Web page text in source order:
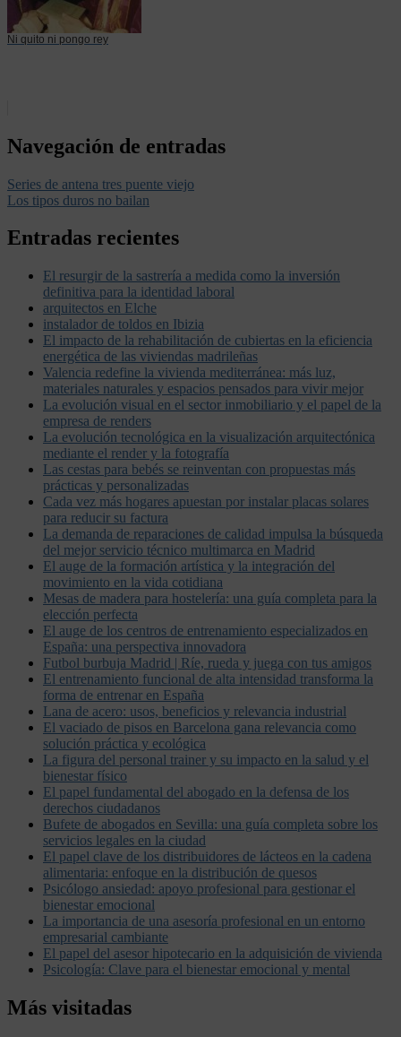
Ni quito ni pongo rey
Navegación de entradas
Series de antena tres puente viejo
Los tipos duros no bailan
Entradas recientes
El resurgir de la sastrería a medida como la inversión
definitiva para la identidad laboral
arquitectos en Elche
instalador de toldos en Ibizia
El impacto de la rehabilitación de cubiertas en la eficiencia
energética de las viviendas madrileñas
Valencia redefine la vivienda mediterránea: más luz,
materiales naturales y espacios pensados para vivir mejor
La evolución visual en el sector inmobiliario y el papel de la
empresa de renders
La evolución tecnológica en la visualización arquitectónica
mediante el render y la fotografía
Las cestas para bebés se reinventan con propuestas más
prácticas y personalizadas
Cada vez más hogares apuestan por instalar placas solares
para reducir su factura
La demanda de reparaciones de calidad impulsa la búsqueda
del mejor servicio técnico multimarca en Madrid
El auge de la formación artística y la integración del
movimiento en la vida cotidiana
Mesas de madera para hostelería: una guía completa para la
elección perfecta
El auge de los centros de entrenamiento especializados en
España: una perspectiva innovadora
Futbol burbuja Madrid | Ríe, rueda y juega con tus amigos
El entrenamiento funcional de alta intensidad transforma la
forma de entrenar en España
Lana de acero: usos, beneficios y relevancia industrial
El vaciado de pisos en Barcelona gana relevancia como
solución práctica y ecológica
La figura del personal trainer y su impacto en la salud y el
bienestar físico
El papel fundamental del abogado en la defensa de los
derechos ciudadanos
Bufete de abogados en Sevilla: una guía completa sobre los
servicios legales en la ciudad
El papel clave de los distribuidores de lácteos en la cadena
alimentaria: enfoque en la distribución de quesos
Psicólogo ansiedad: apoyo profesional para gestionar el
bienestar emocional
La importancia de una asesoría profesional en un entorno
empresarial cambiante
El papel del asesor hipotecario en la adquisición de vivienda
Psicología: Clave para el bienestar emocional y mental
Más visitadas